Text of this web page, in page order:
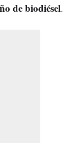
de biodiésel.